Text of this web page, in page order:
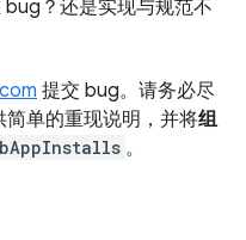
？还是实现与规范不
提交 bug。请务必尽
单的重现说明，并将组
。